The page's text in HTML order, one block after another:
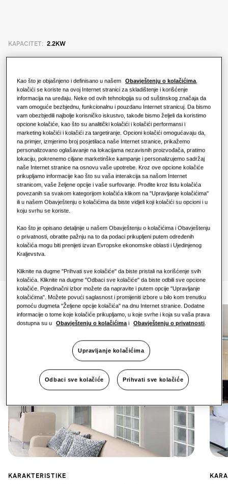
RJEŠENJA ZA POSLOVNI SEKTOR
Hoteli
Maloprodaja
Restoran
Kancelarija
Održivost
One Samsung
Rješenja za klimatizaciju vazduha
Regulacija
Proizvodi Hero
KAPACITET: 2.2KW
TDM Plus LSP kanalna jedinica
AE022ANLDEH/EU
Dostupni kapaciteti
2.2KW 2.8KW 3.6KW 5.6KW
Dostupna snaga
1 faza
Pronađi instalatera
KARAKTERISTIKE
Kao što je objašnjeno i definisano u našem Obavještenju o kolačićima,
kolačići se koriste na ovoj Internet stranici za skladištenje i korišćenje
informacija na uređaju. Neke od ovih tehnologija su od suštinskog značaja da
vam omoguće bezbjednu, funkcionalnu i pouzdanu Internet stranicuj. Da bismo
vam obezbjedili najbolje korisničko iskustvo, takođe bismo željeli da koristimo
opcione kolačiće, kao što su analitički kolačići i kolačići performansi i
marketing kolačići i kolačići za targetiranje. Opcioni kolačići omogućavaju da,
na primjer, izmjerimo broj posjetilaca naše Internet stranice, prikažemo
personalizovano oglašavanje na lokacijama nezavisnih proizvođača, pratimo
lokaciju, pokrenemo ciljane marketinške kampanje i personalizujemo sadržaj
naše Internet stranice na osnovu vaše upotrebe. Kroz ove opcione kolačiće
prikupljamo informacije kao što su vaša interakcija sa našom Internet
stranicom, vaše željene opcije i vaše surfovanje. Prođite kroz listu kolačića
povezanih sa svakom kategorijom kolačića klikom na "Upravljanje kolačićima"
ili u našem Obavještenju o kolačićima da biste vidjeli koji kolačići su opcioni i u
koju svrhu se koriste.
Kao što je opisano detaljnije u našem Obavještenju o kolačićima i Obavještenju
o privatnosti, obratite pažnju na to da podaci prikupljeni putem određenih
kolačića mogu biti prenijeti izvan Evropske ekonomske oblasti i Ujedinjenog
Kraljevstva.
Kliknite na dugme "Prihvati sve kolačiće" da biste pristali na korišćenje svih
kolačića. Kliknite na dugme "Odbaci sve kolačiće" da biste odbili sve opcione
kolačiće. Pojedinačni izbor možete da napravite i putem opcije "Upravljanje
kolačićima". Možete povući saglasnost i promijeniti izbore u bilo kom trenutku
pomoću dugmeta "Željene opcije kolačića" na dnu Internet stranice. Dodatne
informacije o tome koje kolačiće prikupljamo, u koje svrhe i koja su vaša prava
dostupna su u
Obavještenju o kolačićima i Obavještenju o privatnosti.
Upravljanje kolačićima
Odbaci sve kolačiće Prihvati sve kolačiće